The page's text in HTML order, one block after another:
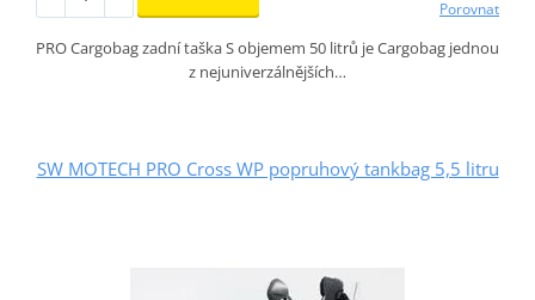
Porovnat
PRO Cargobag zadní taška S objemem 50 litrů je Cargobag jednou
z nejuniverzálnějších…
SW MOTECH PRO Cross WP popruhový tankbag 5,5 litru